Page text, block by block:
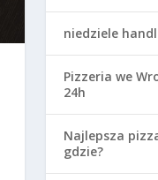
niedziele
Pizzeria we
24h
Najlepsza
gdzie?